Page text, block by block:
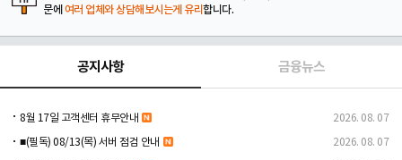
문에 여러 업체와 상담해보시는게 유리합니다.
공지사항 금융뉴스
8월 17일 고객센터 휴무안내 2026. 08. 07
■(필독) 08/13(목) 서버 점검 안내 2026. 08. 07